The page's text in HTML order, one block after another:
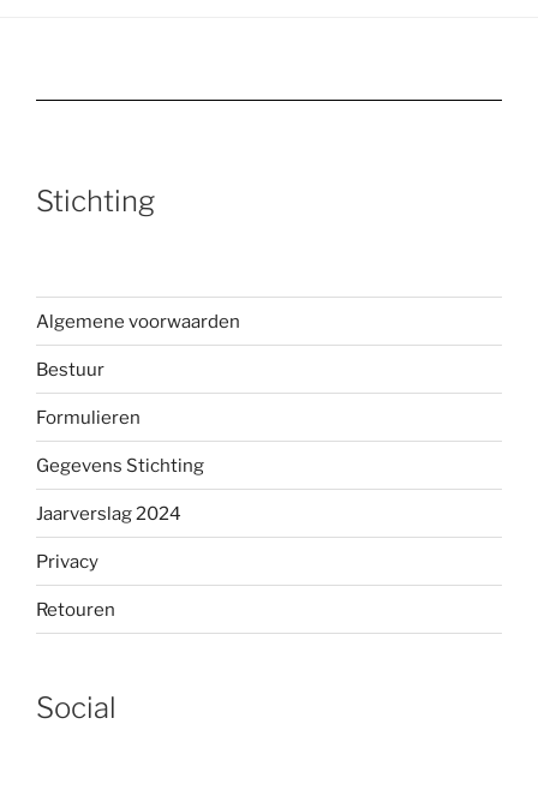
Stichting
Algemene voorwaarden
Bestuur
Formulieren
Gegevens Stichting
Jaarverslag 2024
Privacy
Retouren
Social